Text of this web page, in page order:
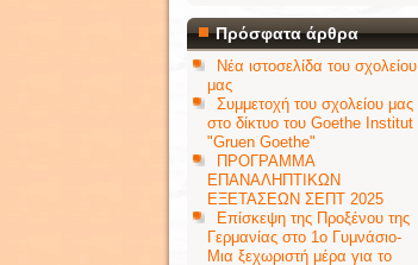
Πρόσφατα άρθρα
Νέα ιστοσελίδα του σχολείου
μας
Συμμετοχή του σχολείου μας
στο δίκτυο του Goethe Institut
"Gruen Goethe"
ΠΡΟΓΡΑΜΜΑ
ΕΠΑΝΑΛΗΠΤΙΚΩΝ
ΕΞΕΤΑΣΕΩΝ ΣΕΠΤ 2025
Επίσκεψη της Προξένου της
Γερμανίας στο 1ο Γυμνάσιο-
Μια ξεχωριστή μέρα για το